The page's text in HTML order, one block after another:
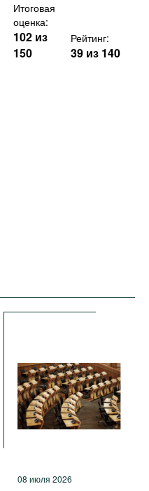
Итоговая
оценка:
102 из
150
Рейтинг:
39 из 140
08 июля 2026